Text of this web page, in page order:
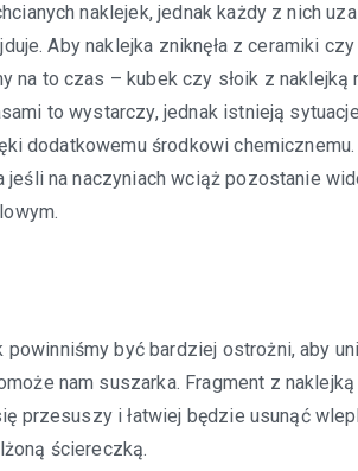
naklejek, jednak każdy z nich
Aby naklejka zniknęła z ceramiki czy
na to czas – kubek czy słoik z naklejką
to wystarczy, jednak istnieją
dodatkowemu środkowi
jeśli na naczyniach wciąż pozostanie
być bardziej ostrożni, aby
nam suszarka. Fragment z
przesuszy i łatwiej będzie usunąć
ściereczką.